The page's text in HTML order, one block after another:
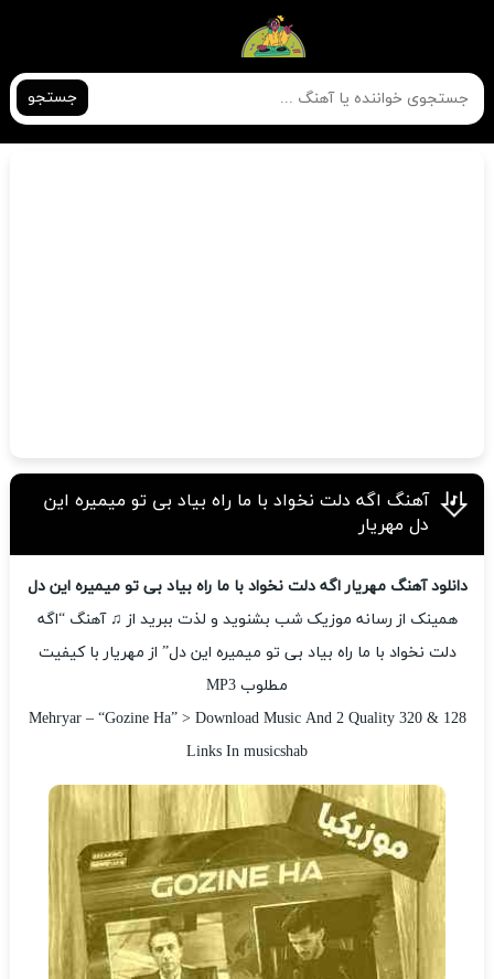
جستجو
آهنگ اگه دلت نخواد با ما راه بیاد بی تو میمیره این
دل مهریار
دانلود آهنگ مهریار اگه دلت نخواد با ما راه بیاد بی تو میمیره این دل
همینک از رسانه موزیک شب بشنوید و لذت ببرید از ♫ آهنگ “اگه
دلت نخواد با ما راه بیاد بی تو میمیره این دل” از مهریار با کیفیت
مطلوب MP3
Mehryar – “Gozine Ha” > Download Music And 2 Quality 320 & 128
Links In musicshab